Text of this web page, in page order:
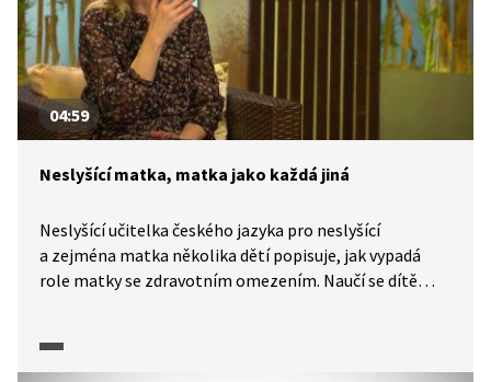
04:59
Neslyšící matka, matka jako každá jiná
Neslyšící učitelka českého jazyka pro neslyšící
a zejména matka několika dětí popisuje, jak vypadá
role matky se zdravotním omezením. Naučí se dítě
matky ovlivňuje vzájemný vztah s dětmi?